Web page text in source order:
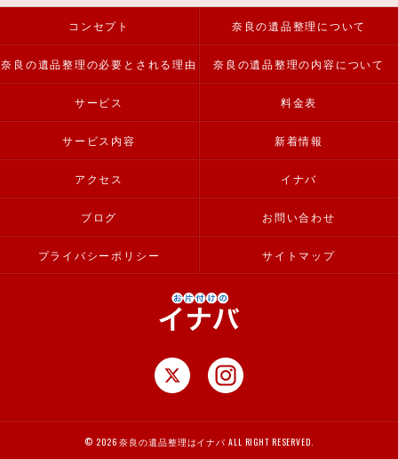
コンセプト 奈良の遺品整理について
奈良の遺品整理の必要とされる理由 奈良の遺品整理の内容について
サービス 料金表
サービス内容 新着情報
アクセス イナバ
ブログ お問い合わせ
プライバシーポリシー サイトマップ
© 2026 奈良の遺品整理はイナバ ALL RIGHT RESERVED.